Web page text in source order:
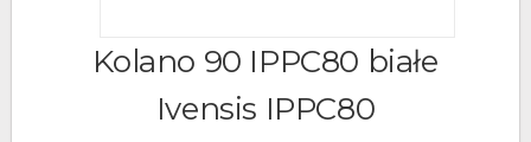
Kolano 90 IPPC80 białe
Ivensis IPPC80